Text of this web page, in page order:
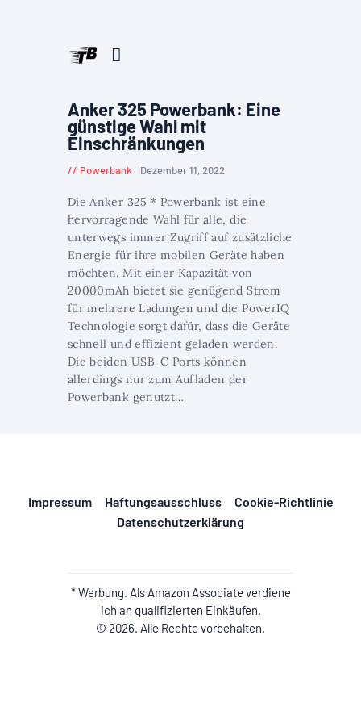
Anker 325 Powerbank: Eine
günstige Wahl mit
Einschränkungen
Powerbank Dezember 11, 2022
Die Anker 325 * Powerbank ist eine
hervorragende Wahl für alle, die
unterwegs immer Zugriff auf zusätzliche
Energie für ihre mobilen Geräte haben
möchten. Mit einer Kapazität von
20000mAh bietet sie genügend Strom
für mehrere Ladungen und die PowerIQ
Technologie sorgt dafür, dass die Geräte
schnell und effizient geladen werden.
Die beiden USB-C Ports können
allerdings nur zum Aufladen der
Powerbank genutzt…
Impressum Haftungsausschluss
Cookie-Richtlinie
Datenschutzerklärung
* Werbung. Als Amazon Associate verdiene
ich an qualifizierten Einkäufen.
© 2026. Alle Rechte vorbehalten.